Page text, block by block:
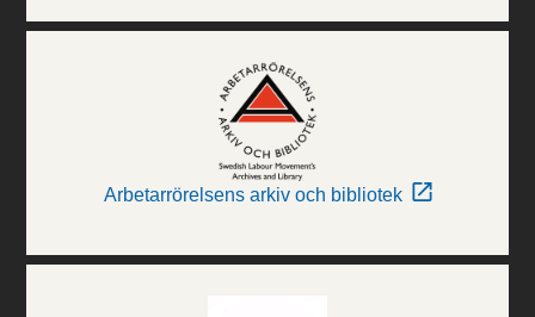
Arbetarrörelsens arkiv och bibliotek